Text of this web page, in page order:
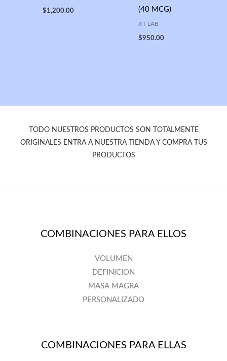
$1,200.00
(40 MCG)
XT LAB
$950.00
TODO NUESTROS PRODUCTOS SON TOTALMENTE
ORIGINALES ENTRA A NUESTRA TIENDA Y COMPRA TUS
PRODUCTOS
COMBINACIONES PARA ELLOS
VOLUMEN
DEFINICION
MASA MAGRA
PERSONALIZADO
COMBINACIONES PARA ELLAS